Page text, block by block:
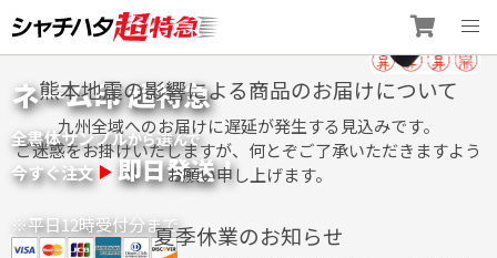
to
content
ネーム印 超特急
全書体サンプルから選んで
今すぐ注文 即日発送！
※平日12時受付分まで
熊本地震の影響による商品のお届けについて
九州全域へのお届けに遅延が発生する見込みです。
ご迷惑をお掛けいたしますが、何とぞご了承いただきますよう
お願い申し上げます。
夏季休業のお知らせ